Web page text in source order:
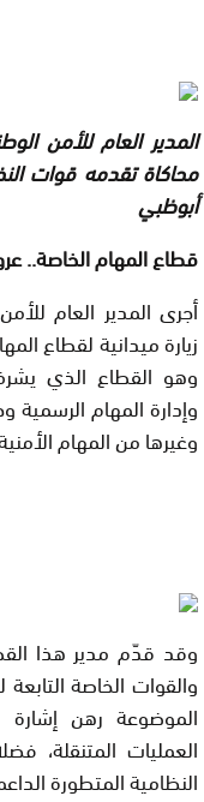
المدير العام للأمن
محاكاة تقدمه قوات
أبوظبي
قطاع المهام الخاصة..
أجرى المدير العام
زيارة ميدانية لقطاع
وهو القطاع الذي
وإدارة المهام
وغيرها من المهام
وقد قدّم مدير هذا
والقوات الخاصة
الموضوعة رهن إشارة
العمليات المتنقلة،
النظامية المتطورة